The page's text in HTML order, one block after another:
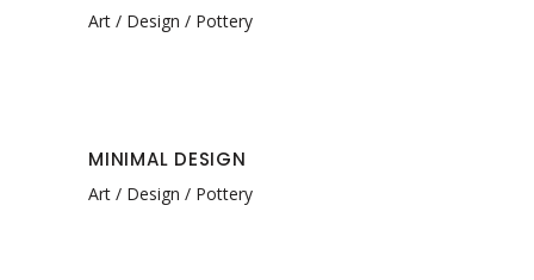
Art Design Pottery
MINIMAL DESIGN
Art Design Pottery